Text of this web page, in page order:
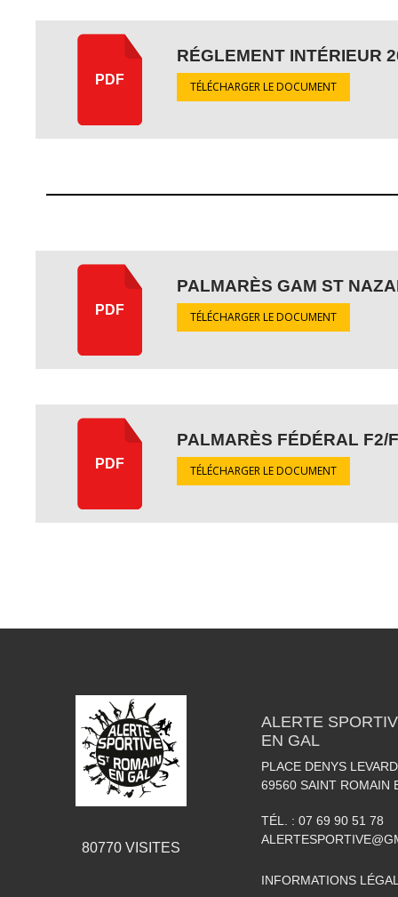
PDF
RÉGLEMENT INTÉRIEUR
TÉLÉCHARGER LE DOCUMENT
PDF
PALMARÈS GAM ST
TÉLÉCHARGER LE DOCUMENT
PDF
PALMARÈS FÉDÉRAL F2/
TÉLÉCHARGER LE DOCUMENT
80770VISITES
ALERTE
EN GAL
PLACE DENYS LEVARD
69560 SAINT ROMAIN
TÉL. : 07 69 90 51 78
INFORMATIONS